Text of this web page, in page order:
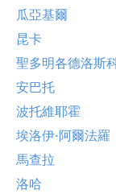
瓜亞基爾
昆卡
聖多明各德洛斯
安巴托
波托維耶霍
埃洛伊·阿爾法羅
馬查拉
洛哈